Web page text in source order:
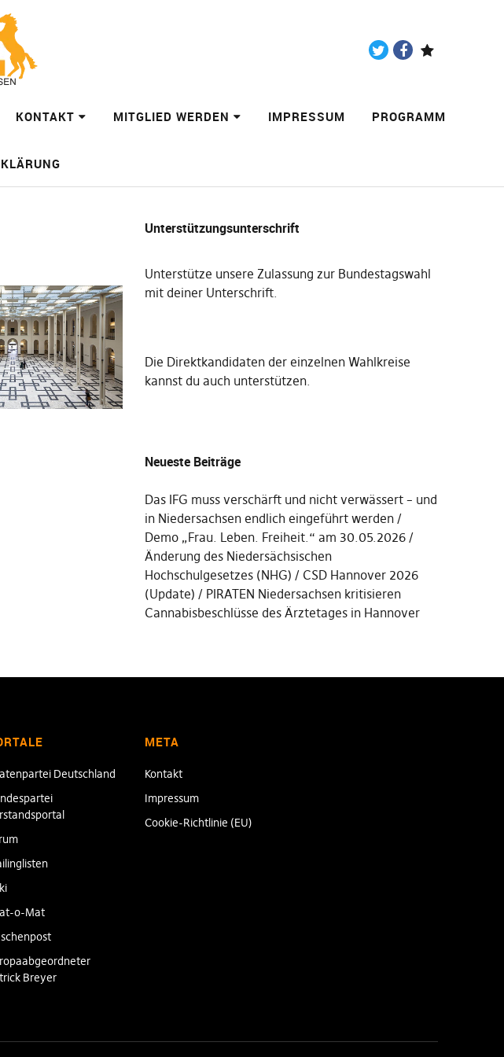
KONTAKT MITGLIED WERDEN IMPRESSUM PROGRAMM
Unterstützungsunterschrift
Unterstütze unsere Zulassung zur Bundestagswahl
mit deiner Unterschrift.
Die Direktkandidaten der einzelnen Wahlkreise
kannst du auch unterstützen.
Neueste Beiträge
Das IFG muss verschärft und nicht verwässert – und
in Niedersachsen endlich eingeführt werden
Demo „Frau. Leben. Freiheit.“ am 30.05.2026
Änderung des Niedersächsischen
Hochschulgesetzes (NHG)
CSD Hannover 2026
(Update)
PIRATEN Niedersachsen kritisieren
Cannabisbeschlüsse des Ärztetages in Hannover
Deutschland
o-Mat
Breyer
META
Kontakt
Impressum
Cookie-Richtlinie (EU)